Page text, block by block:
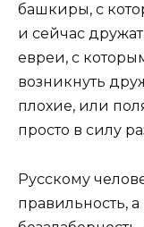
башкиры, с
и сейчас
евреи, с
возникнуть
плохие, или
просто в силу
Русскому
правильность,